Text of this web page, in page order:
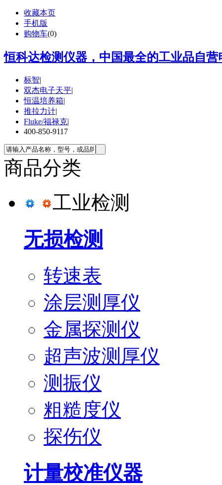
收藏本页
手机版
购物车(0)
恒科达检测仪器，中国最全的工业品自
标智|
双杰电子天平|
恒温培养箱|
推拉力计|
Fluke/福禄克|
400-850-9117
商品分类
工业检测
无损检测
转速表
涂层测厚仪
金属探测仪
超声波测厚仪
测振仪
粗糙度仪
探伤仪
计量校准仪器